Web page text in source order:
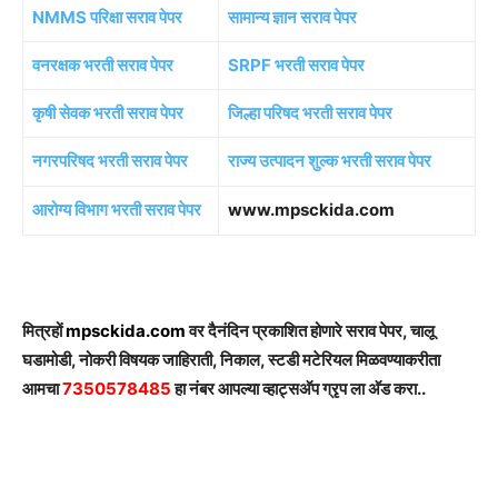
NMMS परिक्षा सराव पेपर सामान्य ज्ञान सराव पेपर
वनरक्षक भरती सराव पेपर SRPF भरती सराव पेपर
कृषी सेवक भरती सराव पेपर जिल्हा परिषद भरती सराव पेपर
नगरपरिषद भरती सराव पेपर राज्य उत्पादन शुल्क भरती सराव पेपर
आरोग्य विभाग भरती सराव पेपर www.mpsckida.com
मित्रहोंmpsckida.comवर दैनंदिन प्रकाशित होणारे सराव पेपर, चालू
घडामोडी, नोकरी विषयक जाहिराती, निकाल, स्टडी मटेरियल मिळवण्याकरीता
आमचा7350578485हा नंबर आपल्या व्हाट्सअ‍ॅप ग्रृप ला अ‍ॅड करा..